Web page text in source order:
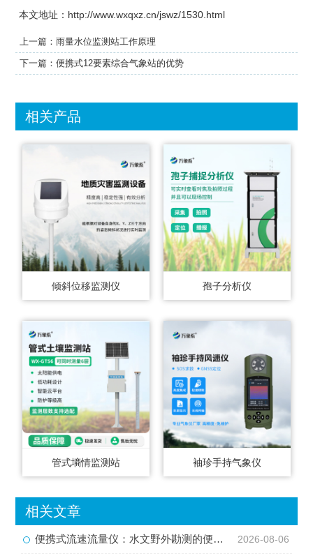
本文地址：http://www.wxqxz.cn/jswz/1530.html
上一篇： 雨量水位监测站工作原理
下一篇： 便携式12要素综合气象站的优势
相关产品
倾斜位移监测仪 孢子分析仪
管式墒情监测站 袖珍手持气象仪
相关文章
便携式流速流量仪：水文野外勘测的便携智能检测利器 2026-08-06